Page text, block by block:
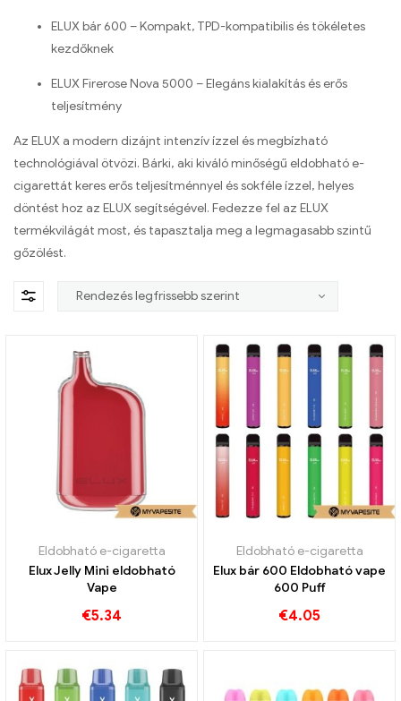
ELUX bár 600 – Kompakt, TPD-kompatibilis és tökéletes
kezdőknek
ELUX Firerose Nova 5000 – Elegáns kialakítás és erős
teljesítmény
Az ELUX a modern dizájnt intenzív ízzel és megbízható
technológiával ötvözi. Bárki, aki kiváló minőségű eldobható e-
cigarettát keres erős teljesítménnyel és sokféle ízzel, helyes
döntést hoz az ELUX segítségével. Fedezze fel az ELUX
termékvilágát most, és tapasztalja meg a legmagasabb szintű
gőzölést.
Eldobható e-cigaretta
Elux Jelly Mini eldobható
Vape
€5.34
Eldobható e-cigaretta
Elux bár 600 Eldobható vape
600 Puff
€4.05